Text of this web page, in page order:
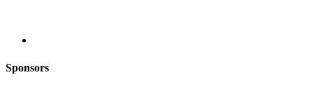
Sponsors